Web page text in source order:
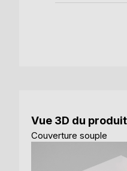
Vue 3D du
Couverture souple